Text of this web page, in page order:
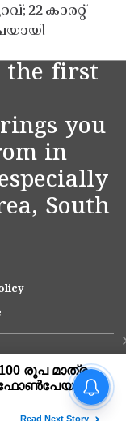
22 കാരറ്റ്
the first
you
in
South
സ്വിഫ്റ്റ്